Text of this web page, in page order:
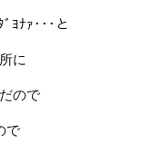
ﾖﾅｧ･･･と
に
ので
で